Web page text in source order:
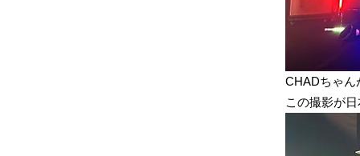
CHADちゃん
この撮影が